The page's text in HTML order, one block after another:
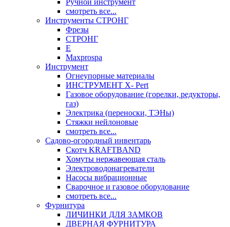
Ручной инструмент
смотреть все...
Инструменты СТРОНГ
Фрезы
СТРОНГ
Е
Maxprospa
Инструмент
Огнеупорные материалы
ИНСТРУМЕНТ X- Pert
Газовое оборудование (горелки, редукторы,
газ)
Электрика (переноски, ТЭНы)
Стяжки нейлоновые
смотреть все...
Садово-огородный инвентарь
Скотч KRAFTBAND
Хомуты нержавеющая сталь
Электроводонагреватели
Насосы вибрационные
Сварочное и газовое оборудование
смотреть все...
Фурнитура
ЛИЧИНКИ ДЛЯ ЗАМКОВ
ДВЕРНАЯ ФУРНИТУРА